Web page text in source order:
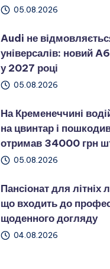
05.08.2026
Audi не
універсалів: новий
у 2027 році
05.08.2026
На Кременеччині
на цвинтар і
отримав 34000 грн
05.08.2026
Пансіонат для
що входить до
щоденного догляду
04.08.2026